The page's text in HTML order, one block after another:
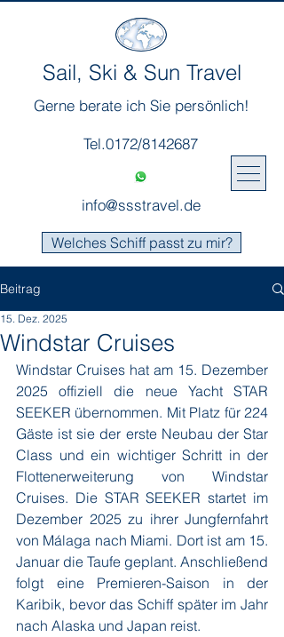
Sail, Ski & Sun Travel
Gerne berate ich Sie persönlich!
Tel.0172/8142687
info@ssstravel.de
Welches Schiff passt zu mir?
Beitrag
Windstar Cruises
15. Dez. 2025
Windstar Cruises hat am 15. Dezember
2025 offiziell die neue Yacht STAR
SEEKER übernommen. Mit Platz für 224
Gäste ist sie der erste Neubau der Star
Class und ein wichtiger Schritt in der
Flottenerweiterung von Windstar
Cruises. Die STAR SEEKER startet im
Dezember 2025 zu ihrer Jungfernfahrt
von Málaga nach Miami. Dort ist am 15.
Januar die Taufe geplant. Anschließend
folgt eine Premieren-Saison in der
Karibik, bevor das Schiff später im Jahr
nach Alaska und Japan reist.